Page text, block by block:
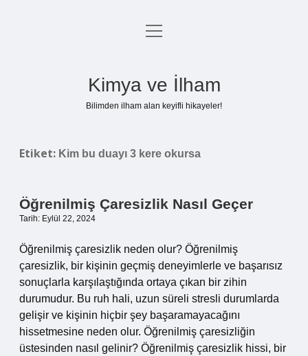
Anasayfa
menüyü
Kimya ve İlham
Bilimden ilham alan keyifli hikayeler!
Etiket: Kim bu duayı 3 kere okursa
Öğrenilmiş Çaresizlik Nasıl Geçer
Tarih: Eylül 22, 2024
Öğrenilmiş çaresizlik neden olur? Öğrenilmiş
çaresizlik, bir kişinin geçmiş deneyimlerle ve başarısız
sonuçlarla karşılaştığında ortaya çıkan bir zihin
durumudur. Bu ruh hali, uzun süreli stresli durumlarda
gelişir ve kişinin hiçbir şey başaramayacağını
hissetmesine neden olur. Öğrenilmiş çaresizliğin
üstesinden nasıl gelinir? Öğrenilmiş çaresizlik hissi, bir